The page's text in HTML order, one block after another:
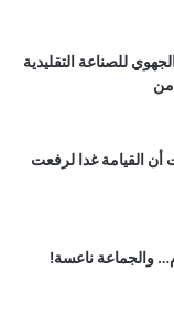
للصناعة التقليدية
القيامة غدا لرفعت
والجماعة ناعسة!